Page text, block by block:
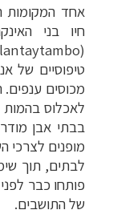
אחד המקומות
חיו בני
טיפוסיים של
מכוסים
לאכלוס
בבתי אבן
מופנים לצרכי
לבתים, תוך
פותחו כבר
של התושבים.